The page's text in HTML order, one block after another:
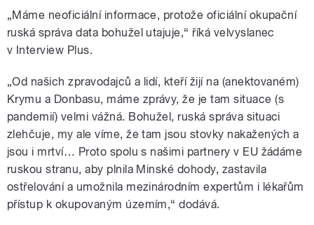
„Máme neoficiální informace, protože oficiální okupační
ruská správa data bohužel utajuje,“ říká velvyslanec
v Interview Plus.
„Od našich zpravodajců a lidí, kteří žijí na (anektovaném)
Krymu a Donbasu, máme zprávy, že je tam situace (s
pandemií) velmi vážná. Bohužel, ruská správa situaci
zlehčuje, my ale víme, že tam jsou stovky nakažených a
jsou i mrtví… Proto spolu s našimi partnery v EU žádáme
ruskou stranu, aby plnila Minské dohody, zastavila
ostřelování a umožnila mezinárodním expertům i lékařům
přístup k okupovaným územím,“ dodává.